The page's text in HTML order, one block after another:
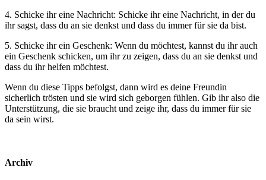
4. Schicke ihr eine Nachricht: Schicke ihr eine Nachricht, in der du
ihr sagst, dass du an sie denkst und dass du immer für sie da bist.
5. Schicke ihr ein Geschenk: Wenn du möchtest, kannst du ihr auch
ein Geschenk schicken, um ihr zu zeigen, dass du an sie denkst und
dass du ihr helfen möchtest.
Wenn du diese Tipps befolgst, dann wird es deine Freundin
sicherlich trösten und sie wird sich geborgen fühlen. Gib ihr also die
Unterstützung, die sie braucht und zeige ihr, dass du immer für sie
da sein wirst.
Archiv